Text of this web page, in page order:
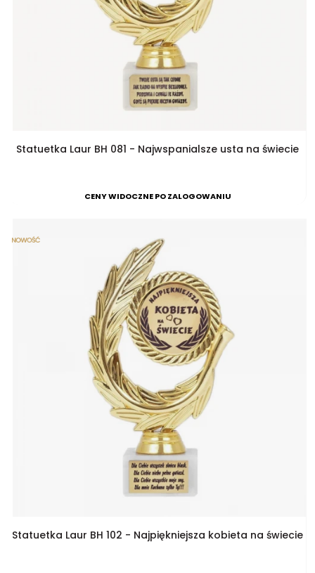
Statuetka Laur BH 081 - Najwspanialsze usta na świecie
CENY WIDOCZNE PO ZALOGOWANIU
Statuetka Laur BH 102 - Najpiękniejsza kobieta na świecie